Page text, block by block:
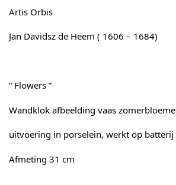
Artis Orbis
Jan Davidsz de Heem ( 1606 – 1684)
“ Flowers ”
Wandklok afbeelding vaas
uitvoering in porselein, werkt op batterij
Afmeting 31 cm